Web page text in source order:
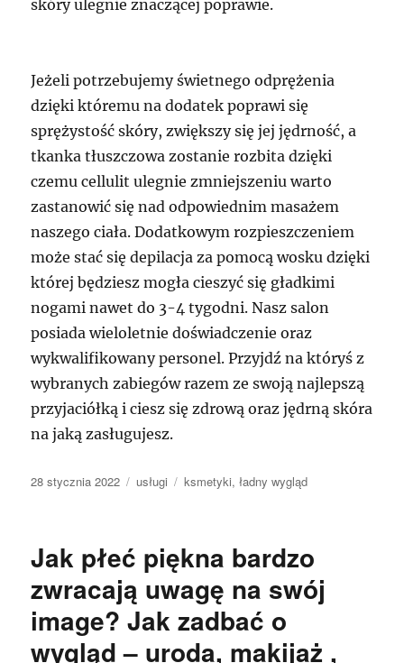
skóry ulegnie znaczącej poprawie.
Jeżeli potrzebujemy świetnego odprężenia
dzięki któremu na dodatek poprawi się
sprężystość skóry, zwiększy się jej jędrność, a
tkanka tłuszczowa zostanie rozbita dzięki
czemu cellulit ulegnie zmniejszeniu warto
zastanowić się nad odpowiednim masażem
naszego ciała. Dodatkowym rozpieszczeniem
może stać się depilacja za pomocą wosku dzięki
której będziesz mogła cieszyć się gładkimi
nogami nawet do 3-4 tygodni. Nasz salon
posiada wieloletnie doświadczenie oraz
wykwalifikowany personel. Przyjdź na któryś z
wybranych zabiegów razem ze swoją najlepszą
przyjaciółką i ciesz się zdrową oraz jędrną skóra
na jaką zasługujesz.
Data
28 stycznia 2022 Kategorie
usługi Tagi
ksmetyki,ładny wygląd
Jak płeć piękna bardzo
zwracają uwagę na swój
image? Jak zadbać o
wygląd – uroda, makijaż ,